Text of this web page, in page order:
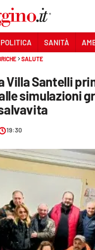
POLITICA SANITÀ
SALUTE
Villa Santelli
simulazioni
19:30